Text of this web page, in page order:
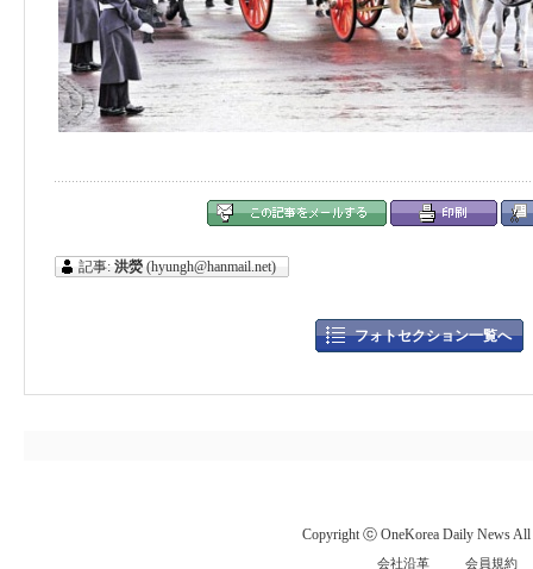
記事: 洪熒 (hyungh@hanmail.net)
フォトセクション一覧へ
Copyright ⓒ OneKorea Daily News All
会社沿革 会員規約